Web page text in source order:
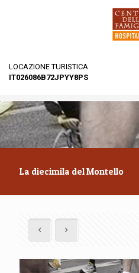
LOCAZIONE TURISTICA
IT026086B72JPYY8PS
La diecimila del Montello